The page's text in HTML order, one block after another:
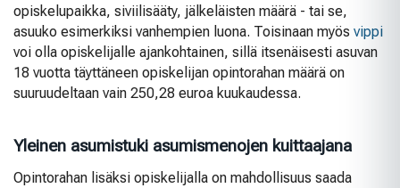
opiskelupaikka, siviilisääty, jälkeläisten määrä - tai se,
asuuko esimerkiksi vanhempien luona. Toisinaan myös vippi
voi olla opiskelijalle ajankohtainen, sillä itsenäisesti asuvan
18 vuotta täyttäneen opiskelijan opintorahan määrä on
suuruudeltaan vain 250,28 euroa kuukaudessa.
Yleinen asumistuki asumismenojen kuittaajana
Opintorahan lisäksi opiskelijalla on mahdollisuus saada